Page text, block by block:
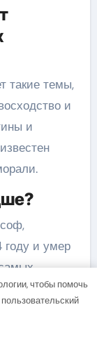
такие темы,
и
и
году и умер
и
чтобы помочь